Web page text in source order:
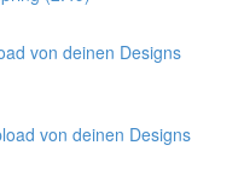
von deinen Designs
von deinen Designs